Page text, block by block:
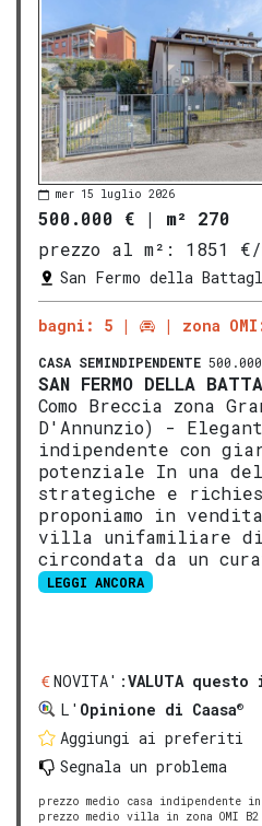
mer 15 luglio 2026
500.000 € | m² 270
prezzo al m²:
1851 €/
San Fermo della
bagni: 5 zona
CASA SEMINDIPENDENTE
SAN FERMO DELLA
Como Breccia zona
D'Annunzio) -
indipendente con
potenziale In una
strategiche e
proponiamo in
villa unifamiliare di
circondata da un
LEGGI ANCORA
NOVITA':VALUTA questo
L' Opinione di Caasa®
Aggiungi ai preferiti
Segnala un problema
prezzo medio casa indipendente in
prezzo medio villa in zona OMI B2